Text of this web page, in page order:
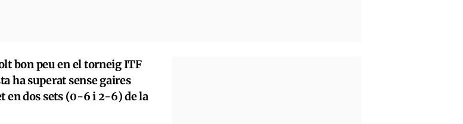
bon peu en el torneig ITF
ha superat sense gaires
en dos sets (0-6 i 2-6) de la